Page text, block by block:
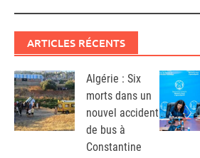
ARTICLES RÉCENTS
Algérie : Six
morts dans un
nouvel accident
de bus à
Constantine